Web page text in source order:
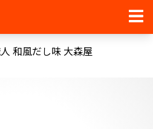
和風だし味 大森屋